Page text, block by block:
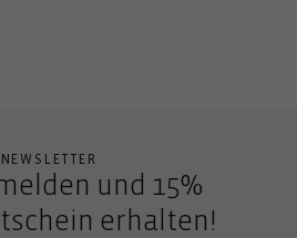
NEWSLETTER
und 15%
erhalten!